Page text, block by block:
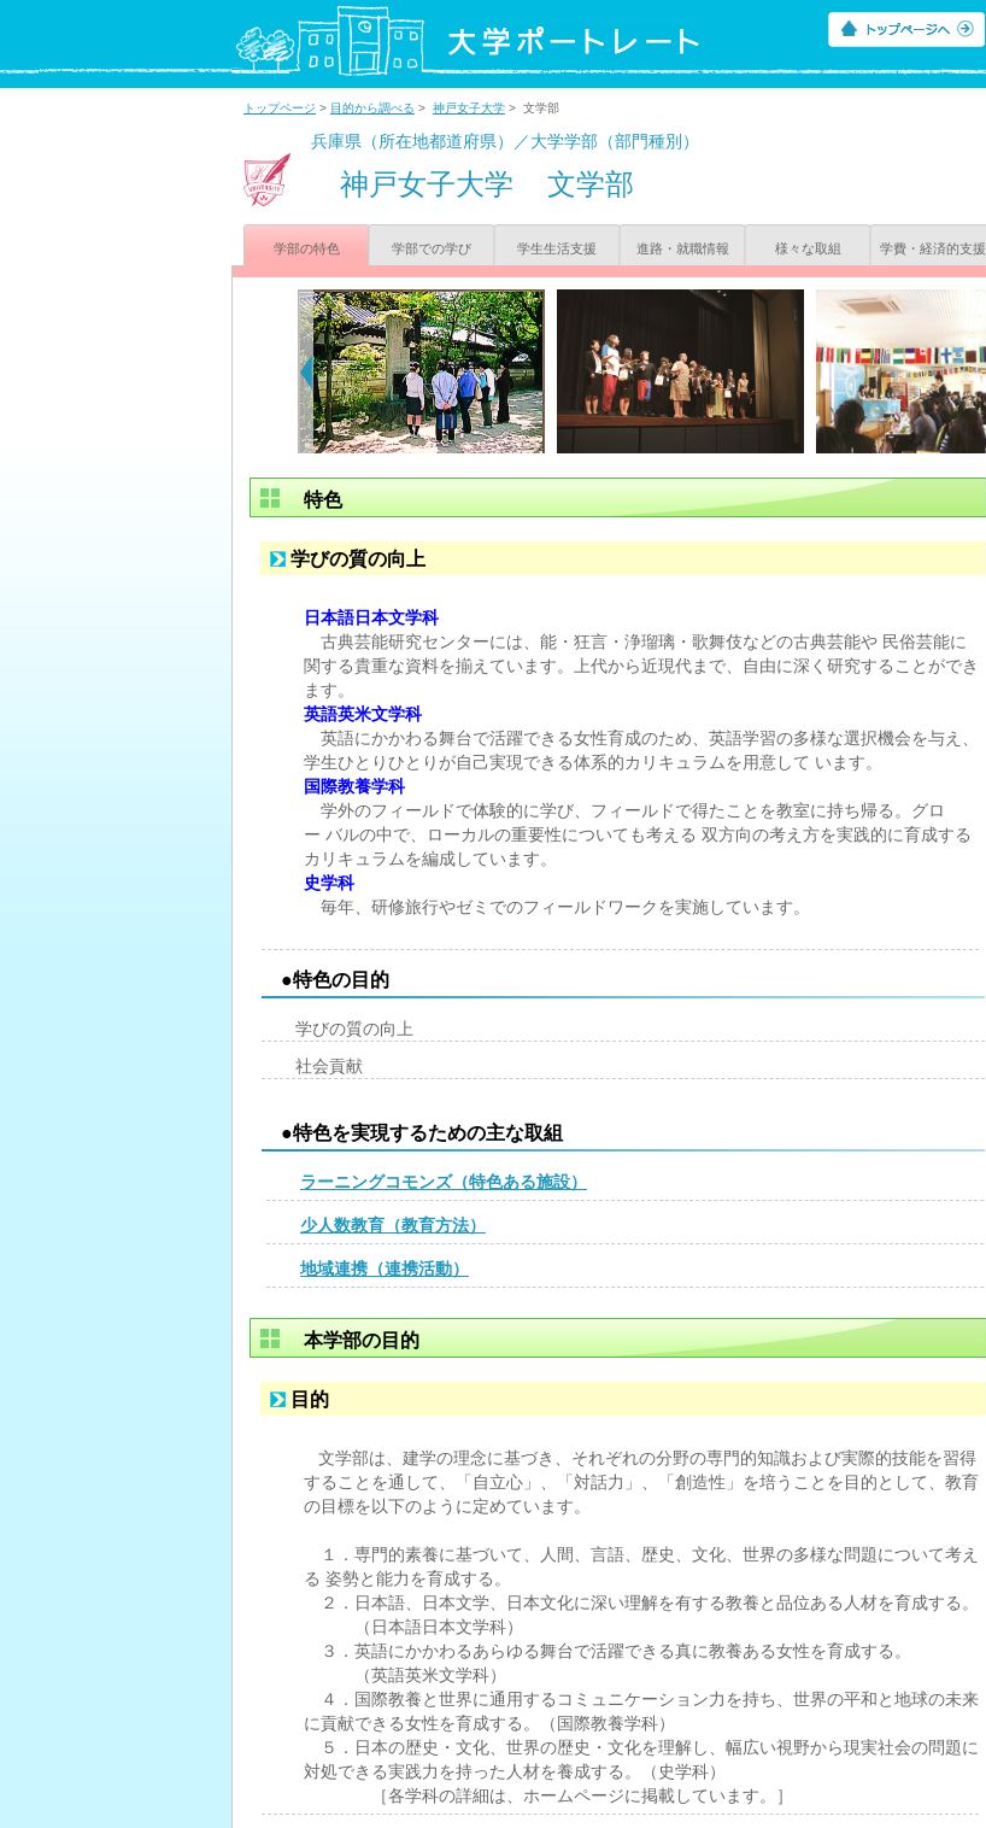
トップページ > 目的から調べる > 神戸女子大学 > 文学部
兵庫県（所在地都道府県）／大学学部（部門種別）
神戸女子大学 文学部
学部の特色 学部での学び 学生生活支援 進路・就職情報 様々な取組 学費・経済的支援
特色
学びの質の向上
日本語日本文学科
古典芸能研究センターには、能・狂言・浄瑠璃・歌舞伎などの古典芸能や 民俗芸能に
関する貴重な資料を揃えています。上代から近現代まで、自由に深く研究することができ
ます。
英語英米文学科
英語にかかわる舞台で活躍できる女性育成のため、英語学習の多様な選択機会を与え、
学生ひとりひとりが自己実現できる体系的カリキュラムを用意して います。
国際教養学科
学外のフィールドで体験的に学び、フィールドで得たことを教室に持ち帰る。グロ
ー バルの中で、ローカルの重要性についても考える 双方向の考え方を実践的に育成する
カリキュラムを編成しています。
史学科
毎年、研修旅行やゼミでのフィールドワークを実施しています。
●特色の目的
学びの質の向上
社会貢献
●特色を実現するための主な取組
ラーニングコモンズ（特色ある施設）
少人数教育（教育方法）
地域連携（連携活動）
本学部の目的
目的
文学部は、建学の理念に基づき、それぞれの分野の専門的知識および実際的技能を習得
することを通して、「自立心」、「対話力」、「創造性」を培うことを目的として、教育
の目標を以下のように定めています。
１．専門的素養に基づいて、人間、言語、歴史、文化、世界の多様な問題について考え
る 姿勢と能力を育成する。
２．日本語、日本文学、日本文化に深い理解を有する教養と品位ある人材を育成する。
（日本語日本文学科）
３．英語にかかわるあらゆる舞台で活躍できる真に教養ある女性を育成する。
（英語英米文学科）
４．国際教養と世界に通用するコミュニケーション力を持ち、世界の平和と地球の未来
に貢献できる女性を育成する。（国際教養学科）
５．日本の歴史・文化、世界の歴史・文化を理解し、幅広い視野から現実社会の問題に
対処できる実践力を持った人材を養成する。（史学科）
［各学科の詳細は、ホームページに掲載しています。］